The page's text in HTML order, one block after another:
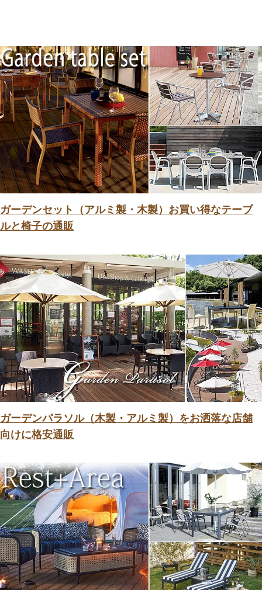
ガーデンセット（アルミ製・木製）お買い得なテーブ
ルと椅子の通販
ガーデンパラソル（木製・アルミ製）をお洒落な店舗
向けに格安通販